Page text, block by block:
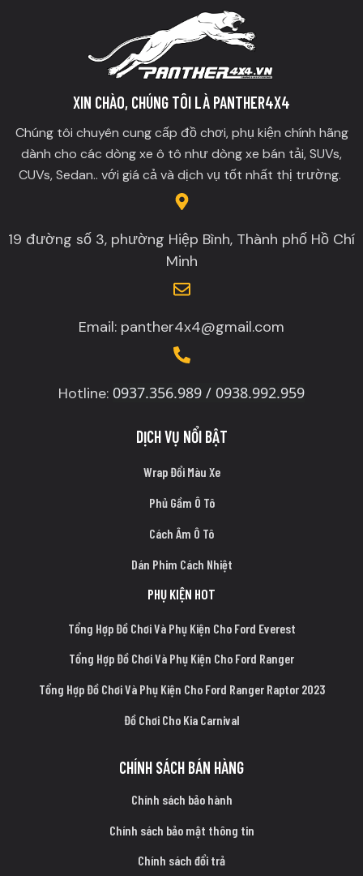
XIN CHÀO, CHÚNG TÔI LÀ PANTHER4X4
Chúng tôi chuyên cung cấp đồ chơi, phụ kiện chính hãng
dành cho các dòng xe ô tô như dòng xe bán tải, SUVs,
CUVs, Sedan.. với giá cả và dịch vụ tốt nhất thị trường.
19 đường số 3, phường Hiệp Bình, Thành phố Hồ Chí
Minh
Email: panther4x4@gmail.com
Hotline: 0937.356.989 / 0938.992.959
DỊCH VỤ NỔI BẬT
Wrap Đổi Màu Xe
Phủ Gầm Ô Tô
Cách Âm Ô Tô
Dán Phim Cách Nhiệt
PHỤ KIỆN HOT
Tổng Hợp Đồ Chơi Và Phụ Kiện Cho Ford Everest
Tổng Hợp Đồ Chơi Và Phụ Kiện Cho Ford Ranger
Tổng Hợp Đồ Chơi Và Phụ Kiện Cho Ford Ranger Raptor 2023
Đồ Chơi Cho Kia Carnival
CHÍNH SÁCH BÁN HÀNG
Chính sách bảo hành
Chính sách bảo mật thông tin
Chính sách đổi trả